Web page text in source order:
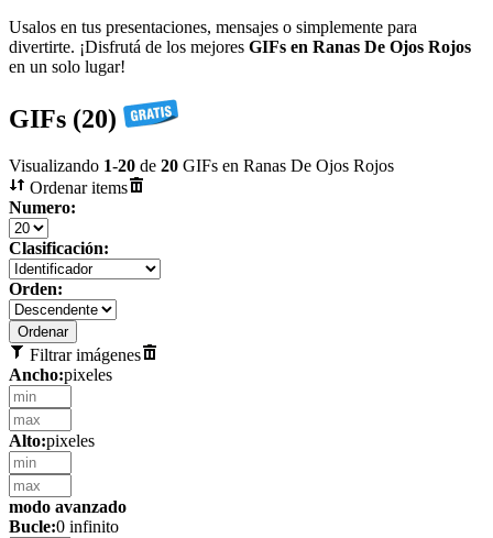
Usalos en tus presentaciones, mensajes o simplemente para
divertirte. ¡Disfrutá de los mejores GIFs en Ranas De Ojos Rojos
en un solo lugar!
GIFs (20)
Visualizando 1-20 de 20 GIFs en Ranas De Ojos Rojos
Ordenar items
Numero:
Clasificación:
Orden:
Filtrar imágenes
Ancho:pixeles
Alto:pixeles
modo avanzado
Bucle:0 infinito